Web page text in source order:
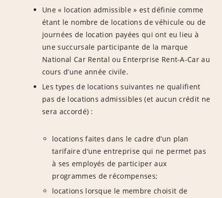
Une « location admissible » est définie comme
étant le nombre de locations de véhicule ou de
journées de location payées qui ont eu lieu à
une succursale participante de la marque
National Car Rental ou Enterprise Rent-A-Car au
cours d’une année civile.
Les types de locations suivantes ne qualifient
pas de locations admissibles (et aucun crédit ne
sera accordé) :
locations faites dans le cadre d’un plan
tarifaire d’une entreprise qui ne permet pas
à ses employés de participer aux
programmes de récompenses;
locations lorsque le membre choisit de